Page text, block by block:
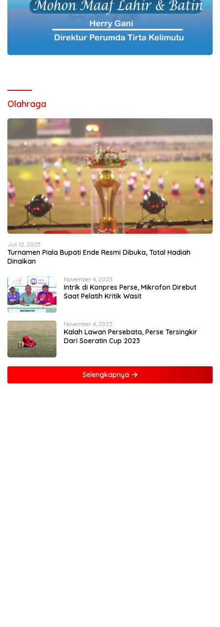
Olahraga
Juli 12, 2025
Turnamen Piala Bupati Ende Resmi Dibuka, Total Hadiah
Dinaikan
November 4, 2023
Intrik di Konpres Perse, Mikrofon Direbut
Saat Pelatih Kritik Wasit
November 4, 2023
Kalah Lawan Persebata, Perse Tersingkir
Dari Soeratin Cup 2023
Selengkapnya